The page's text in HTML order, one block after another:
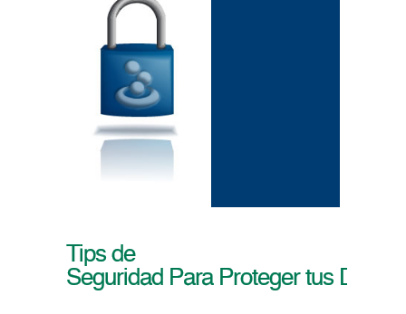
Tips de
Seguridad Para Proteger tus Datos